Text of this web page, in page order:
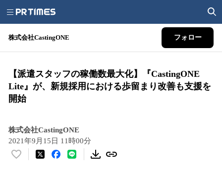
株式会社CastingONE フォロー
【派遣スタッフの稼働数最大化】『CastingONE
Lite』が、新規採用における歩留まり改善も支援を
開始
株式会社CastingONE
2021年9月15日 11時00分
い